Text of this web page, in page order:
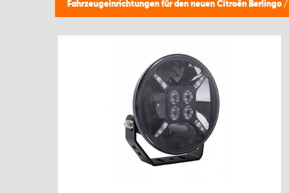
Fahrzeugeinrichtungen für den neuen Citroën Berlingo /